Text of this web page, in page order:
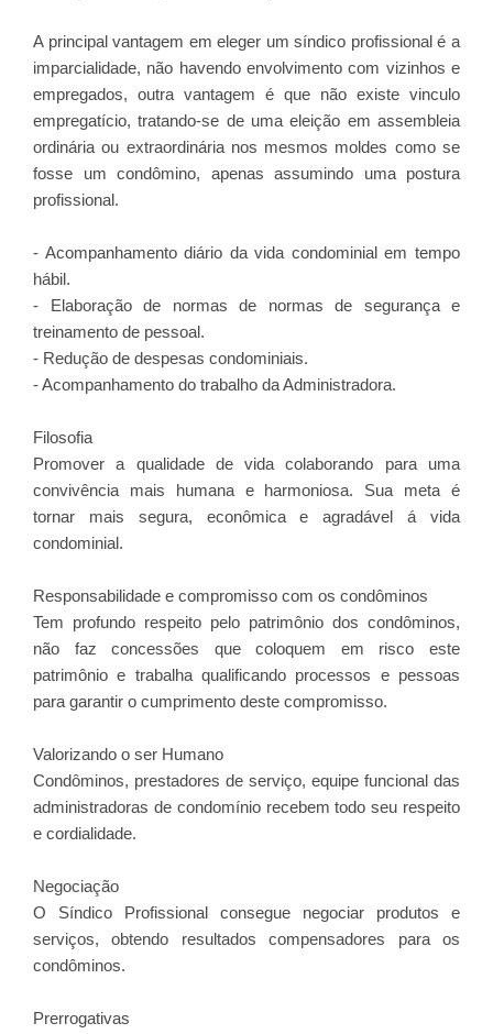
A principal vantagem em eleger um síndico profissional é a
imparcialidade, não havendo envolvimento com vizinhos e
empregados, outra vantagem é que não existe vinculo
empregatício, tratando-se de uma eleição em assembleia
ordinária ou extraordinária nos mesmos moldes como se
fosse um condômino, apenas assumindo uma postura
profissional.
- Acompanhamento diário da vida condominial em tempo
hábil.
- Elaboração de normas de normas de segurança e
treinamento de pessoal.
- Redução de despesas condominiais.
- Acompanhamento do trabalho da Administradora.
Filosofia
Promover a qualidade de vida colaborando para uma
convivência mais humana e harmoniosa. Sua meta é
tornar mais segura, econômica e agradável á vida
condominial.
Responsabilidade e compromisso com os condôminos
Tem profundo respeito pelo patrimônio dos condôminos,
não faz concessões que coloquem em risco este
patrimônio e trabalha qualificando processos e pessoas
para garantir o cumprimento deste compromisso.
Valorizando o ser Humano
Condôminos, prestadores de serviço, equipe funcional das
administradoras de condomínio recebem todo seu respeito
e cordialidade.
Negociação
O Síndico Profissional consegue negociar produtos e
serviços, obtendo resultados compensadores para os
condôminos.
Prerrogativas